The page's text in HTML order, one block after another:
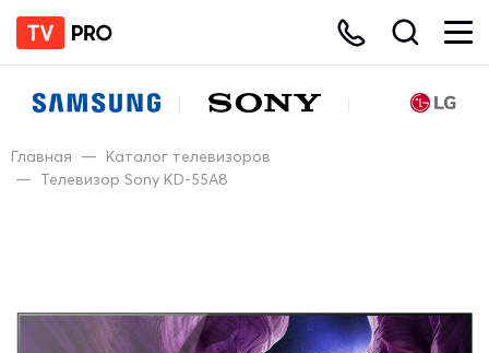
Главная — Каталог телевизоров
— Телевизор Sony KD-55A8